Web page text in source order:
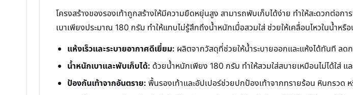
โครงสร้างของรองเท้าถูกสร้างให้มีความยืดหยุ่นสูง สามารถพับเก็บได้ง่าย ทำให้สะดวกต่อก
เบาเพียงประมาณ 180 กรัม ทำให้แทบไม่รู้สึกถึงน้ำหนักเมื่อสวมใส่ ช่วยให้เคลื่อนไหวในน้ำห
แห้งเร็วและระบายอากาศดีเยี่ยม: ผลิตจากวัสดุที่ช่วยให้น้ำระบายออกและแห้งได้ทันที ล
น้ำหนักเบาและพับเก็บได้: ด้วยน้ำหนักเพียง 180 กรัม ทำให้สวมใส่สบายเหมือนไม่ได้ใส่ แ
ป้องกันเท้าจากอันตราย: พื้นรองเท้าและอัปเปอร์ช่วยปกป้องเท้าจากทรายร้อน หินกรวด